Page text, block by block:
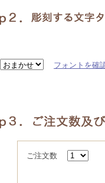
フォントを確
ご注文数